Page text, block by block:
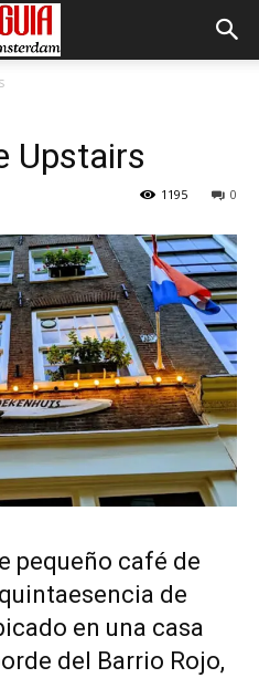
Upstairs
0
1195
pequeño café de
de
en una casa
del Barrio Rojo,